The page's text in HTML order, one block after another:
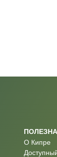
О Кипре